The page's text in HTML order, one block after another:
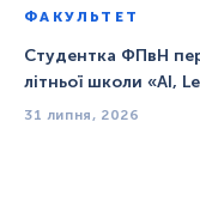
ФАКУЛЬТЕТ
Студентка ФПвН
літньої школи «AI,
31 липня, 2026